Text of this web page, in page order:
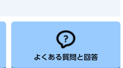
よくある質問と回答